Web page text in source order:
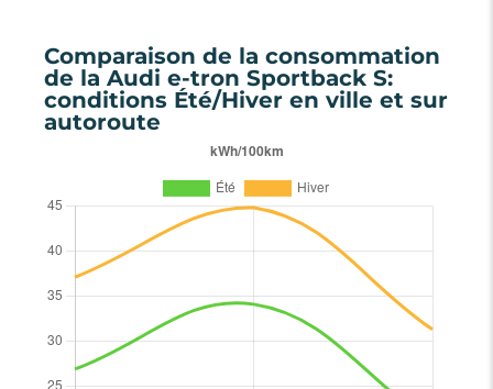
Comparaison de la consommation
de la Audi e-tron Sportback S:
conditions Été/Hiver en ville et sur
autoroute